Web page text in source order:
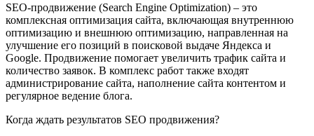
SEO-продвижение (Search Engine Optimization) – это
комплексная оптимизация сайта, включающая внутреннюю
оптимизацию и внешнюю оптимизацию, направленная на
улучшение его позиций в поисковой выдаче Яндекса и
Google. Продвижение помогает увеличить трафик сайта и
количество заявок. В комплекс работ также входят
администрирование сайта, наполнение сайта контентом и
регулярное ведение блога.
Когда ждать результатов SEO продвижения?